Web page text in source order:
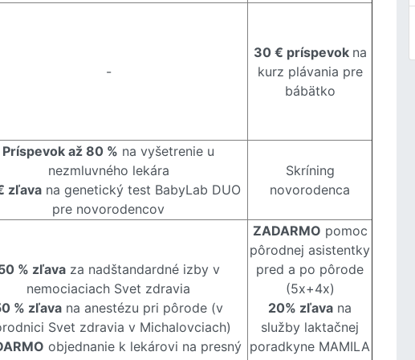
-
30 € príspevok na
kurz plávania pre
bábätko
Príspevok až 80 % na vyšetrenie u
nezmluvného lekára
zľava na genetický test BabyLab DUO
pre novorodencov
Skríning
novorodenca
% zľavaza nadštandardné izby v
nemociaciach Svet zdravia
% zľava na anestézu pri pôrode (v
Svet zdravia v Michalovciach)
objednanie k lekárovi na presný
ZADARMO pomoc
pôrodnej asistentky
pred a po pôrode
(5x+4x)
20% zľava na
služby laktačnej
poradkyne MAMILA